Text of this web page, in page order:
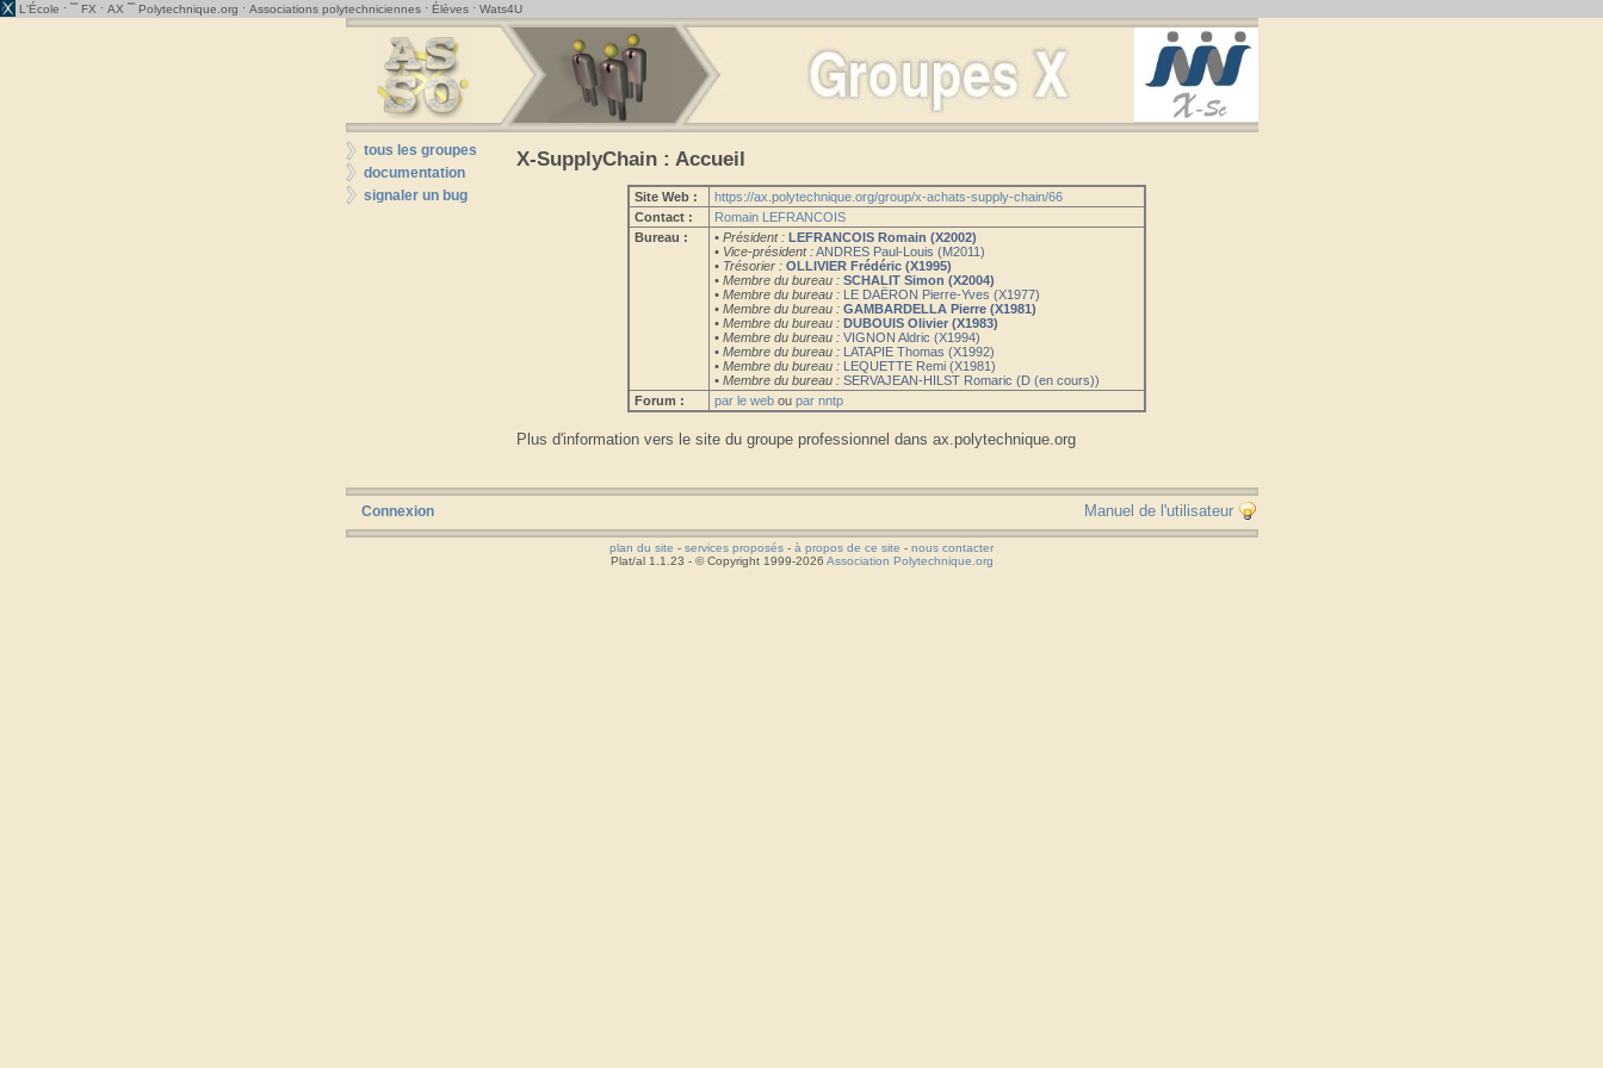
L'École · ˜˜ FX · AX ˜˜ Polytechnique.org · Associations polytechniciennes · Élèves · Wats4U
tous les groupes
documentation
signaler un bug
X-SupplyChain : Accueil
Site Web :
https://ax.polytechnique.org/group/x-achats-supply-chain/66
Contact :
Romain LEFRANCOIS
Bureau :
• Président : LEFRANCOIS Romain (X2002)
• Vice-président :ANDRES Paul-Louis (M2011)
• Trésorier : OLLIVIER Frédéric (X1995)
• Membre du bureau : SCHALIT Simon (X2004)
• Membre du bureau :
LE DAËRON Pierre-Yves (X1977)
• Membre du bureau : GAMBARDELLA Pierre (X1981)
• Membre du bureau : DUBOUIS Olivier (X1983)
• Membre du bureau : VIGNON Aldric (X1994)
• Membre du bureau :
LATAPIE Thomas (X1992)
• Membre du bureau :
LEQUETTE Remi (X1981)
• Membre du bureau : SERVAJEAN-HILST Romaric (D (en cours))
Forum :
par le web oupar nntp
Plus d'information vers le site du groupe professionnel dans ax.polytechnique.org
Connexion Manuel de l'utilisateur
plan du site - services proposés - à propos de ce site - nous contacter
Plat/al 1.1.23 - © Copyright 1999-2026 Association Polytechnique.org